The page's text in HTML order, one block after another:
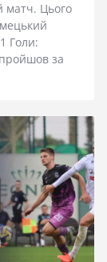
матч. Цього
Голи:
за